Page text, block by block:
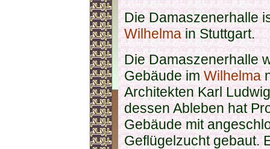
Die Damaszenerhalle
Wilhelmain Stuttgart.
Die Damaszenerhalle
Gebäude imWilhelma
Architekten Karl
dessen Ableben hat
Gebäude mit
Geflügelzucht gebaut.